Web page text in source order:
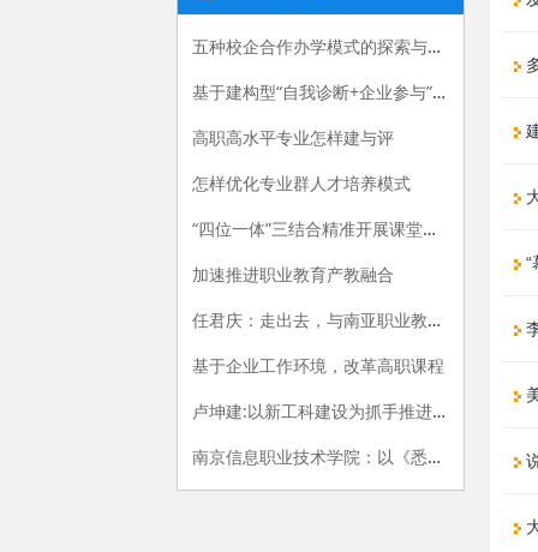
五种校企合作办学模式的探索与实践
基于建构型“自我诊断+企业参与”的专业评价指标体系构建研究
高职高水平专业怎样建与评
怎样优化专业群人才培养模式
“四位一体”三结合精准开展课堂教学评价的探索与实践
加速推进职业教育产教融合
任君庆：走出去，与南亚职业教育牵手
基于企业工作环境，改革高职课程
卢坤建:以新工科建设为抓手推进高职院校供给侧改革
南京信息职业技术学院：以《悉尼协议》为范式，开展专业内涵建设
“